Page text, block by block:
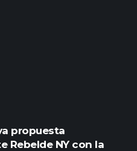
propuesta
Rebelde NY con la